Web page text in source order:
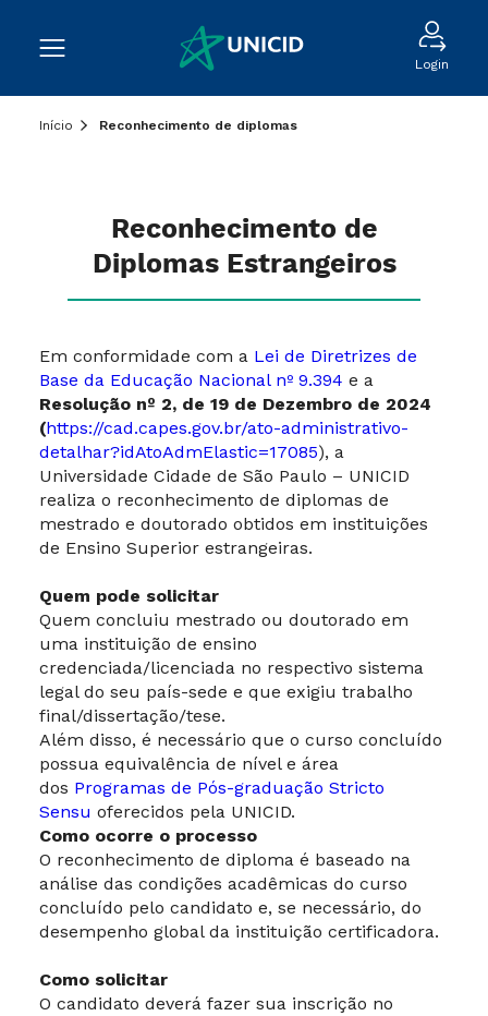
Login
Início Reconhecimento de diplomas
Reconhecimento de
Diplomas Estrangeiros
Em conformidade com a Lei de Diretrizes de
Base da Educação Nacional nº 9.394 e a
Resolução nº 2, de 19 de Dezembro de 2024
(https://cad.capes.gov.br/ato-administrativo-
detalhar?idAtoAdmElastic=17085), a
Universidade Cidade de São Paulo – UNICID
realiza o reconhecimento de diplomas de
mestrado e doutorado obtidos em instituições
de Ensino Superior estrangeiras.
Quem pode solicitar
Quem concluiu mestrado ou doutorado em
uma instituição de ensino
credenciada/licenciada no respectivo sistema
legal do seu país-sede e que exigiu trabalho
final/dissertação/tese.
Além disso, é necessário que o curso concluído
possua equivalência de nível e área
dos Programas de Pós-graduação Stricto
Sensu oferecidos pela UNICID.
Como ocorre o processo
O reconhecimento de diploma é baseado na
análise das condições acadêmicas do curso
concluído pelo candidato e, se necessário, do
desempenho global da instituição certificadora.
Como solicitar
O candidato deverá fazer sua inscrição no